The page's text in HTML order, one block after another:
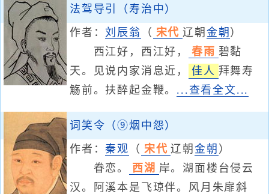
法驾导引（寿治中）
作者：刘辰翁 （ 宋代 辽朝 金朝 ）
西江好，西江好，
春雨 碧黏
天。见说内家消息近，
佳人 拜舞寿
觞前。扶醉起金鞭。 ...查看全文...
词笑令（⑨烟中怨）
作者：秦观 （ 宋代 辽朝金朝 ）
眷恋。
西湖 岸。湖面楼台侵云
汉。阿溪本是飞琼伴。风月朱扉斜